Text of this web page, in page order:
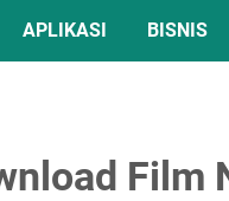
APLIKASI BISNIS
Film